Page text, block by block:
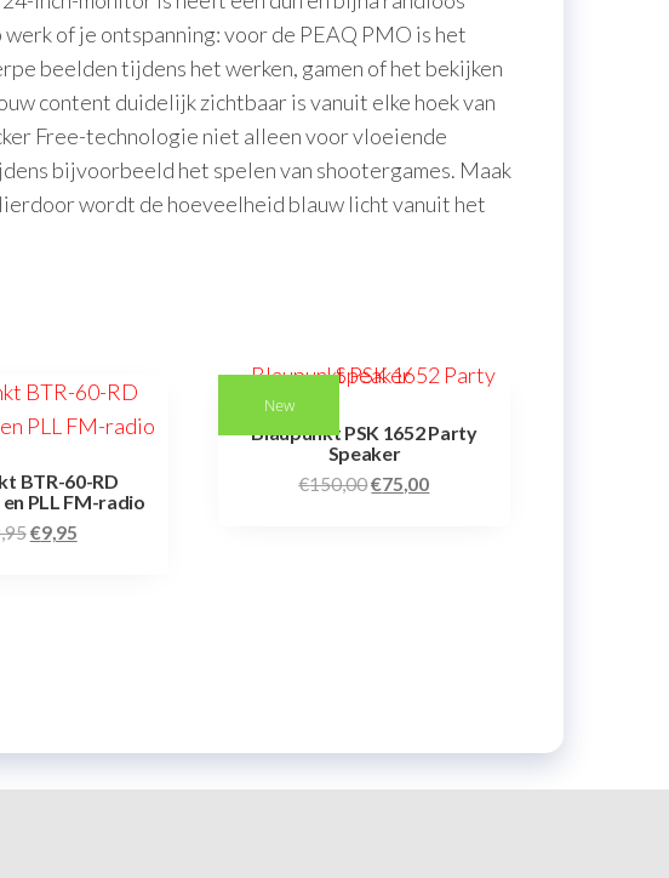
of je ontspanning: voor de PEAQ PMO is het
beelden tijdens het werken, gamen of het bekijken
content duidelijk zichtbaar is vanuit elke hoek van
Free-technologie niet alleen voor vloeiende
bijvoorbeeld het spelen van shootergames. Maak
wordt de hoeveelheid blauw licht vanuit het
BTR-60-RD
PLL FM-radio
€9,95
New
Blaupunkt PSK 1652 Party
Speaker
€150,00€75,00